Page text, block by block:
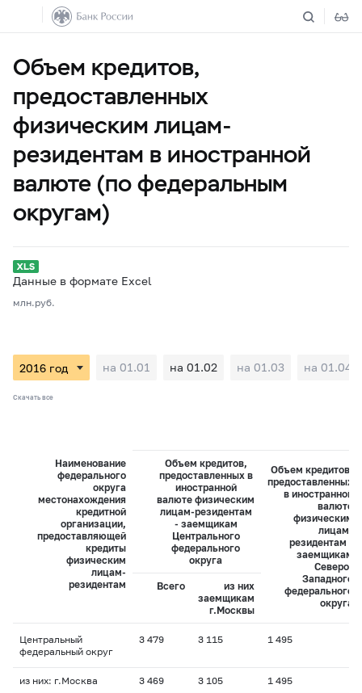
Объем кредитов,
предоставленных
физическим лицам-
резидентам в иностранной
валюте (по федеральным
округам)
Данные в формате Excel
млн.руб.
на 01.01 на 01.02 на 01.03 на 01.04
Скачать все
Наименование
федерального
округа
местонахождения
кредитной
организации,
предоставляющей
кредиты
физическим
лицам-
резидентам
Объем кредитов,
предоставленных в
иностранной
валюте физическим
лицам-резидентам
- заемщикам
Центрального
федерального
округа
Объем кредитов,
предоставленных
в иностранной
валюте
физическим
лицам-
резидентам -
заемщикам
Северо-
Западного
федерального
округа
Всего
из них
заемщикам
г.Москвы
Центральный
федеральный округ
3 479 3 115 1 495
из них: г.Москва 3 469 3 105 1 495